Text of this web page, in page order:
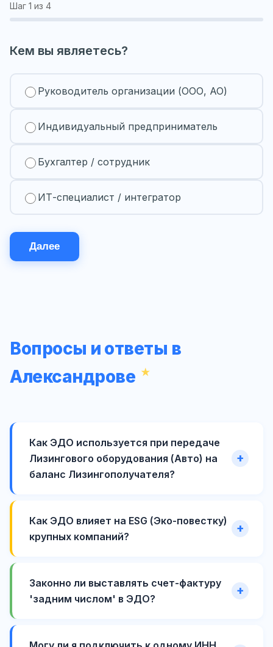
Шаг 1 из 4
Кем вы являетесь?
Руководитель организации (ООО, АО)
Индивидуальный предприниматель
Бухгалтер / сотрудник
ИТ-специалист / интегратор
Далее
Вопросы и ответы в
Александрове
Как ЭДО используется при передаче
Лизингового оборудования (Авто) на
баланс Лизингополучателя?
Как ЭДО влияет на ESG (Эко-повестку)
крупных компаний?
Законно ли выставлять счет-фактуру
'задним числом' в ЭДО?